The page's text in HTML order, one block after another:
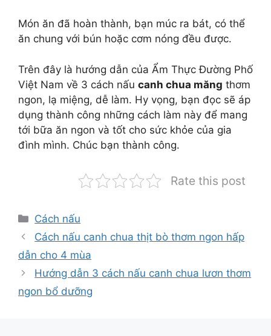
Món ăn đã hoàn thành, bạn múc ra bát, có thể
ăn chung với bún hoặc cơm nóng đều được.
Trên đây là hướng dẫn của Ẩm Thực Đường Phố
Việt Nam về 3 cách nấu canh chua măng thơm
ngon, lạ miệng, dễ làm. Hy vọng, bạn đọc sẽ áp
dụng thành công những cách làm này để mang
tới bữa ăn ngon và tốt cho sức khỏe của gia
đình mình. Chúc bạn thành công.
Rate this post
Danh
mục
Cách nấu
Cách nấu canh chua thịt bò thơm ngon hấp
dẫn cho 4 mùa
Hướng dẫn 3 cách nấu canh chua lươn thơm
ngon bổ dưỡng